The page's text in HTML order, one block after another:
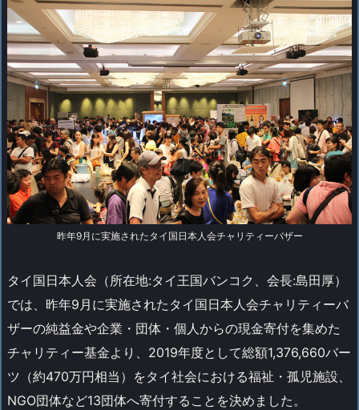
昨年9月に実施されたタイ国日本人会チャリティーバザー
タイ国日本人会（所在地:タイ王国バンコク、会長:島田厚）
では、昨年9月に実施されたタイ国日本人会チャリティーバ
ザーの純益金や企業・団体・個人からの現金寄付を集めた
チャリティー基金より、2019年度として総額1,376,660バー
ツ（約470万円相当）をタイ社会における福祉・孤児施設、
NGO団体など13団体へ寄付することを決めました。